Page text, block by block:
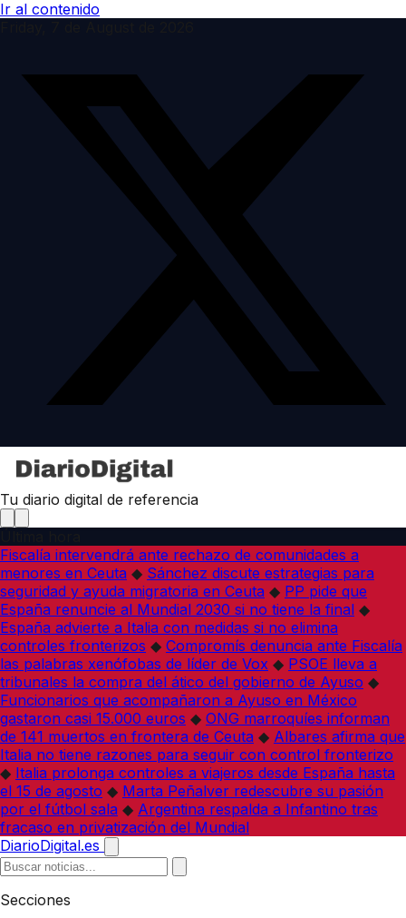
Ir al contenido
Tu diario digital de referencia
Fiscalía intervendrá ante rechazo de comunidades a
menores en Ceuta ◆ Sánchez discute estrategias para
seguridad y ayuda migratoria en Ceuta ◆ PP pide que
España renuncie al Mundial 2030 si no tiene la final ◆
España advierte a Italia con medidas si no elimina
controles fronterizos ◆ Compromís denuncia ante Fiscalía
las palabras xenófobas de líder de Vox ◆ PSOE lleva a
tribunales la compra del ático del gobierno de Ayuso ◆
Funcionarios que acompañaron a Ayuso en México
gastaron casi 15.000 euros ◆ ONG marroquíes informan
de 141 muertos en frontera de Ceuta ◆ Albares afirma que
Italia no tiene razones para seguir con control fronterizo
◆ Italia prolonga controles a viajeros desde España hasta
el 15 de agosto ◆ Marta Peñalver redescubre su pasión
por el fútbol sala ◆ Argentina respalda a Infantino tras
fracaso en privatización del Mundial
DiarioDigital.es
Secciones